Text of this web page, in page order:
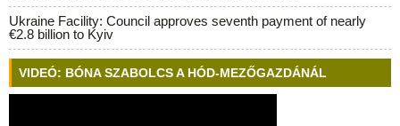
Ukraine Facility: Council approves seventh payment of nearly
€2.8 billion to Kyiv
VIDEÓ: BÓNA SZABOLCS A HÓD-MEZŐGAZDÁNÁL